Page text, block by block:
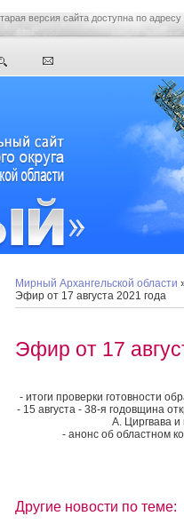
версия сайта доступна по адресу
Мирный Архангельской области
Эфир от 17 августа 2021 года
Эфир от 17
- итоги проверки готовности
- 15 августа - 38-я годовщина
А. Циргвава и
- анонс об областном
Другие новости по теме: